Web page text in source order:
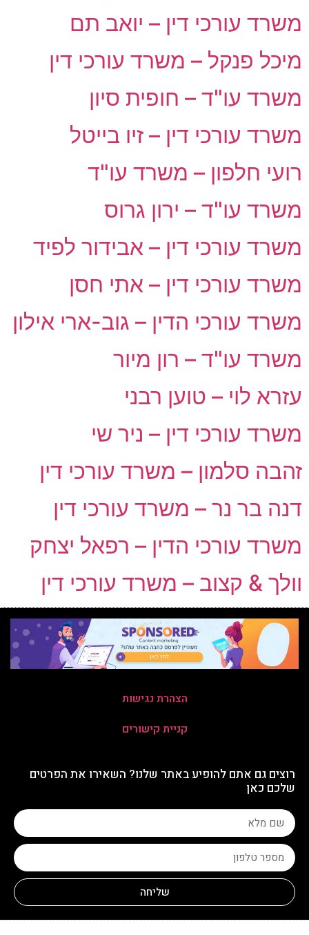
משרד עורכי דין – יואב תם
מיכל פנקל – משרד עורכי דין
משרד עו"ד – חופית סיון
משרד עורכי דין – זיו בייטל
רועי חלפון – משרד עו"ד
משרד עו"ד – ירון גרוס
משרד עורכי דין – אבידור לפיד
משרד עורכי דין – אתי חסן
משרד עורכי הדין – גוב-ארי אילון
משרד עו"ד – רון מיור
עזרא לוי – טוען רבני
משרד עורכי דין – ניר שי
זהבה סלמון – משרד עורכי דין
דנה בר נר – משרד עורכי דין
משרד עורכי הדין – רפאל יצחק
וולך & קצוב – משרד עורכי דין
הצהרת נגישות
קניית קישורים
רוצים גם אתם להופיע באתר שלנו? השאירו את הפרטים
שלכם כאן
שליחה